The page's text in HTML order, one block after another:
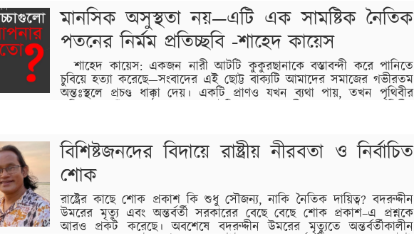
মানসিক অসুস্থতা নয়—এটি এক সামষ্টিক নৈতিক
পতনের নির্মম প্রতিচ্ছবি -শাহেদ কায়েস
শাহেদ কায়েস: একজন নারী আটটি কুকুরছানাকে বস্তাবন্দী করে পানিতে
চুবিয়ে হত্যা করেছে—সংবাদের এই ছোট্ট বাক্যটি আমাদের সমাজের গভীরতম
অন্তঃস্থলে প্রচণ্ড ধাক্কা দেয়। একটি প্রাণও যখন ব্যথা পায়, তখন পৃথিবীর
বিশিষ্টজনদের বিদায়ে রাষ্ট্রীয় নীরবতা ও নির্বাচিত
শোক
রাষ্ট্রের কাছে শোক প্রকাশ কি শুধু সৌজন্য, নাকি নৈতিক দায়িত্ব? বদরুদ্দীন
উমরের মৃত্যু এবং অন্তর্বর্তী সরকারের বেছে বেছে শোক প্রকাশ–এ প্রশ্নকে
আরও প্রকট করেছে। অবশেষে বদরুদ্দীন উমরের মৃত্যুতে অন্তর্বর্তীকালীন